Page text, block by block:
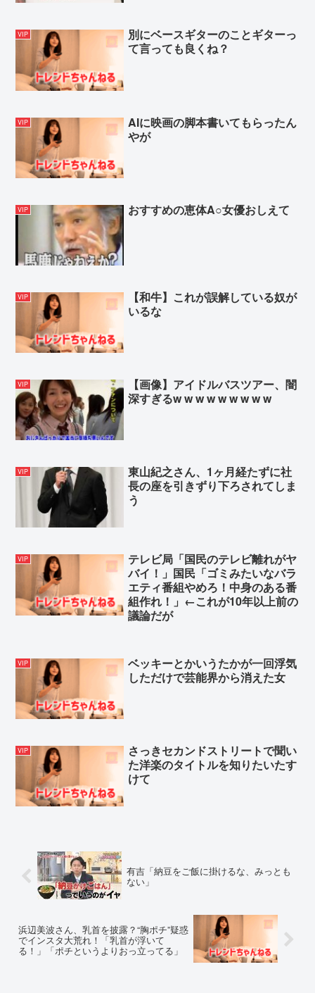
VIP
別にベースギターのことギターっ
て言っても良くね？
VIP
AIに映画の脚本書いてもらったん
やが
VIP おすすめの恵体A○女優おしえて
VIP
【和牛】これが誤解している奴が
いるな
VIP
【画像】アイドルバスツアー、闇
深すぎるw w w w w w w w w
VIP
東山紀之さん、1ヶ月経たずに社
長の座を引きずり下ろされてしま
う
VIP
テレビ局「国民のテレビ離れがヤ
バイ！」国民「ゴミみたいなバラ
エティ番組やめろ！中身のある番
組作れ！」←これが10年以上前の
議論だが
VIP
ベッキーとかいうたかが一回浮気
しただけで芸能界から消えた女
VIP
さっきセカンドストリートで聞い
た洋楽のタイトルを知りたいたす
けて
有吉「納豆をご飯に掛けるな、みっとも
ない」
浜辺美波さん、乳首を披露？“胸ポチ”疑惑
でインスタ大荒れ！「乳首が浮いて
る！」「ポチというよりおっ立ってる」